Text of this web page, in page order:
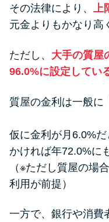
その法律により、
元金よりもかなり高
ただし、 大手の質屋
96.0%に設定してい
質屋の金利は一般に
仮に金利が月6.0%
かければ年72.0%に
（※ただし質屋の場
利用が前提）
一方で、銀行や消費